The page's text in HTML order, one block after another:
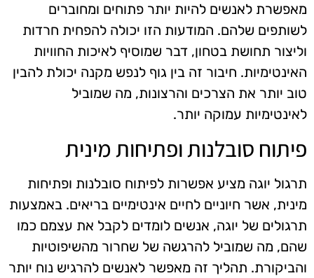
מאפשרת לאנשים להיות יותר פתוחים ומחוברים
לשותפים שלהם. המודעות הזו יכולה להפחית חרדות
וליצור תחושת בטחון, דבר שמוסיף לאיכות החוויות
האינטימיות. חיבור זה בין גוף לנפש מקנה יכולת להבין
טוב יותר את הצרכים והרצונות, מה שמוביל
לאינטימיות עמוקה יותר.
פיתוח סובלנות ופתיחות מינית
תרגול יוגה מציע אפשרות לפיתוח סובלנות ופתיחות
מינית, אשר חיוניים לחיים אינטימיים בריאים. באמצעות
תרגולים של יוגה, אנשים לומדים לקבל את עצמם כמו
שהם, מה שמוביל להרגשה של שחרור מהשיפוטיות
והביקורת. תהליך זה מאפשר לאנשים להרגיש נוח יותר